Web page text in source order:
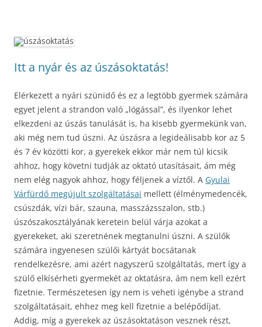
Itt a nyár és az úszásoktatás!
Elérkezett a nyári szünidő és ez a legtöbb gyermek számára
egyet jelent a strandon való „lógással”, és ilyenkor lehet
elkezdeni az úszás tanulását is, ha kisebb gyermekünk van,
aki még nem tud úszni. Az úszásra a legideálisabb kor az 5
és 7 év közötti kor, a gyerekek ekkor már nem túl kicsik
ahhoz, hogy követni tudják az oktató utasításait, ám még
nem elég nagyok ahhoz, hogy féljenek a víztől. A Gyulai
Várfürdő megújult szolgáltatásai mellett (élménymedencék,
csúszdák, vízi bár, szauna, masszázsszalon, stb.)
úszószakosztályának keretein belül várja azokat a
gyerekeket, aki szeretnének megtanulni úszni. A szülők
számára ingyenesen szülői kártyát bocsátanak
rendelkezésre, ami azért nagyszerű szolgáltatás, mert így a
szülő elkísérheti gyermekét az oktatásra, ám nem kell ezért
fizetnie. Természetesen így nem is veheti igénybe a strand
szolgáltatásait, ehhez meg kell fizetnie a belépődíjat.
Addig, míg a gyerekek az úszásoktatáson vesznek részt,